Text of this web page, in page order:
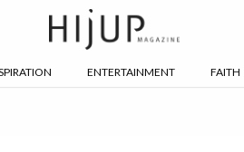
ENTERTAINMENT FAITH